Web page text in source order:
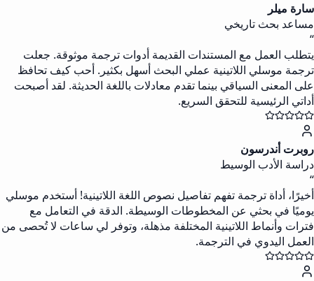
سارة ميلر
مساعد بحث تاريخي
“
يتطلب العمل مع المستندات القديمة أدوات ترجمة موثوقة. جعلت
ترجمة موسلي اللاتينية عملي البحث أسهل بكثير. أحب كيف تحافظ
على المعنى السياقي بينما تقدم معادلات باللغة الحديثة. لقد أصبحت
أداتي الرئيسية للتحقق السريع.
روبرت أندرسون
دراسة الأدب الوسيط
“
أخيرًا، أداة ترجمة تفهم تفاصيل نصوص اللغة اللاتينية! أستخدم موسلي
يوميًا في بحثي عن المخطوطات الوسيطة. الدقة في التعامل مع
فترات وأنماط اللاتينية المختلفة مذهلة، وتوفر لي ساعات لا تُحصى من
العمل اليدوي في الترجمة.